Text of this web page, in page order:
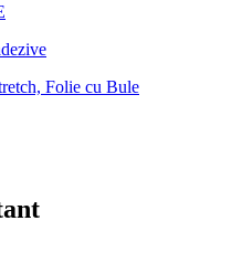
Folie cu Bule